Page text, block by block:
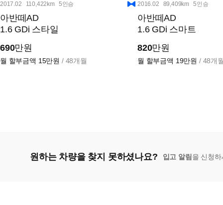
2017.02 110,422km 5인승
아반떼AD
1.6 GDi 스타일
690만원
월 할부금액 15만원 / 48개월
2016.02 89,409km 5인승
아반떼AD
1.6 GDi 스마트
820만원
월 할부금액 19만원 / 48개
원하는 차량을 찾지 못하셨나요? 입고 알림 을 신청